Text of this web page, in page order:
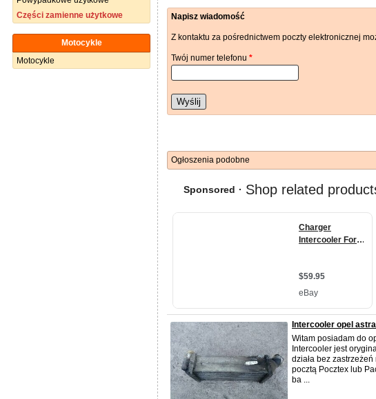
Części zamienne użytkowe
Motocykle
Motocykle
Napisz wiadomość
Z kontaktu za pośrednictwem poczty elektronicznej
Twój numer telefonu *
Wyślij
Ogłoszenia podobne
Intercooler opel
Witam posiadam do
Intercooler jest
działa bez
pocztą Pocztex lub
ba ...